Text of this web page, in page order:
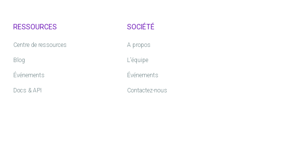
RESSOURCES
Centre de ressources
Blog
Événements
Docs & API
SOCIÉTÉ
A propos
L'équipe
Événements
Contactez-nous